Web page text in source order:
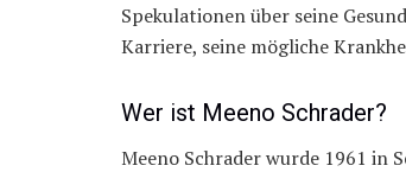
Spekulationen über seine
Karriere, seine mögliche
Wer ist Meeno Schrader?
Meeno Schrader wurde 1961 in